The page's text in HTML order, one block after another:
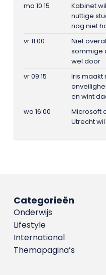
ma 10:15
Kabinet
nuttige
nog niet
vr 11:00
Niet
sommige
wel door
vr 09:15
Iris maakt
en wint
wo 16:00
Microsoft
Utrecht
Categorieën
Onderwijs
Lifestyle
International
Themapagina’s